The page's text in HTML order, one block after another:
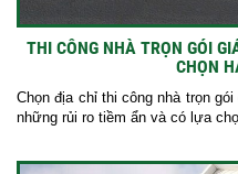
THI CÔNG NHÀ TRỌN GÓI
CHỌN
Chọn địa chỉ thi công nhà trọn
những rủi ro tiềm ẩn và có lựa